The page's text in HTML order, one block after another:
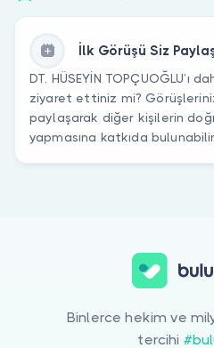
İlk Görüşü Siz
DT. HÜSEYİN TOPÇUOĞLU’ı
ziyaret ettiniz mi?
paylaşarak diğer kişilerin
yapmasına katkıda
Binlerce hekim ve
tercihi